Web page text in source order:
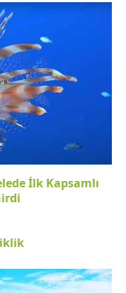
İlk Kapsamlı